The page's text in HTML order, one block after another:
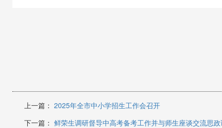
上一篇： 2025年全市中小学招生工作会召开
下一篇： 鲜荣生调研督导中高考备考工作并与师生座谈交流思